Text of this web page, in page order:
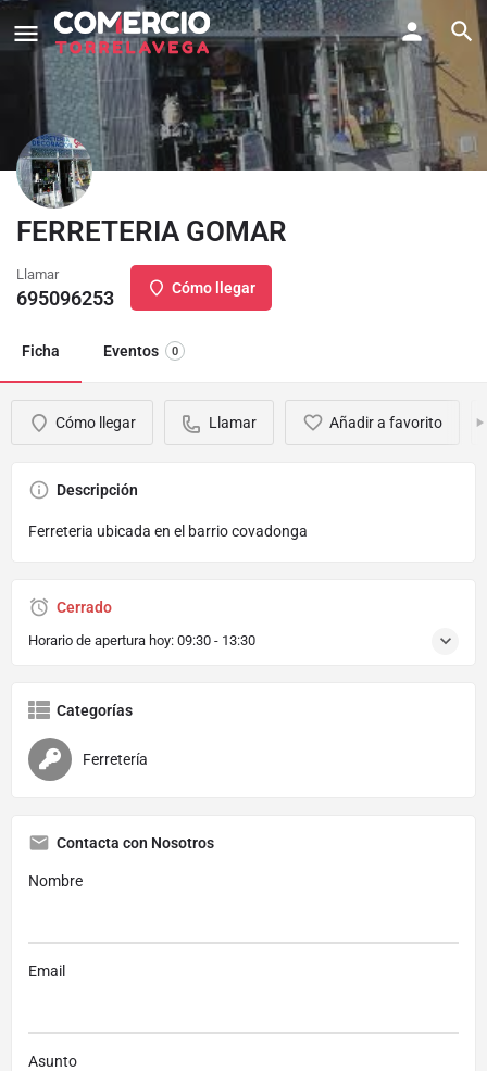
FERRETERIA GOMAR
Llamar
695096253 Cómo llegar
Ficha Eventos 0
Cómo llegar Llamar Añadir a favorito
Descripción
Ferreteria ubicada en el barrio covadonga
Cerrado
Horario de apertura hoy: 09:30 - 13:30
Categorías
Ferretería
Contacta con Nosotros
Nombre
Email
Asunto